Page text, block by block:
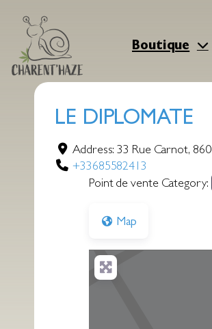
contenu
Boutique
LE DIPLOMATE
Address:33 Rue Carnot,
+33685582413
Point de vente Category:
Map